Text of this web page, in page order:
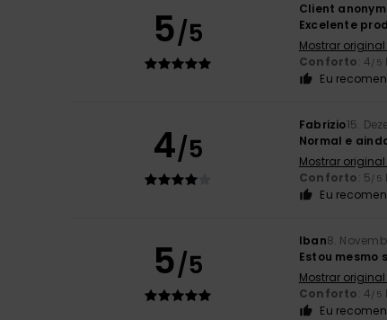
5/5
Client
Excelente
Mostrar
Conforto: 4/5
Eu
4/5
Fabrizio15.
Normal e
Mostrar
Conforto: 5/5
Eu
5/5
Iban8.
Estou
Mostrar
Conforto: 4/5
Eu